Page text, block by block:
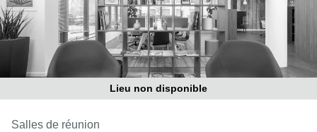
Coworking
Namur
Coworking
Tournai
conférence
Lieu non disponible
Salles de réunion